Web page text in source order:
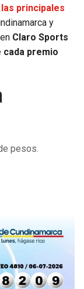
principales
y
Claro Sports
premio
pesos.